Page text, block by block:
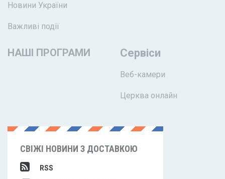
Новини України
Важливі події
НАШІ ПРОГРАМИ Сервіси
Веб-камери
Церква онлайн
СВІЖІ НОВИНИ З ДОСТАВКОЮ
RSS